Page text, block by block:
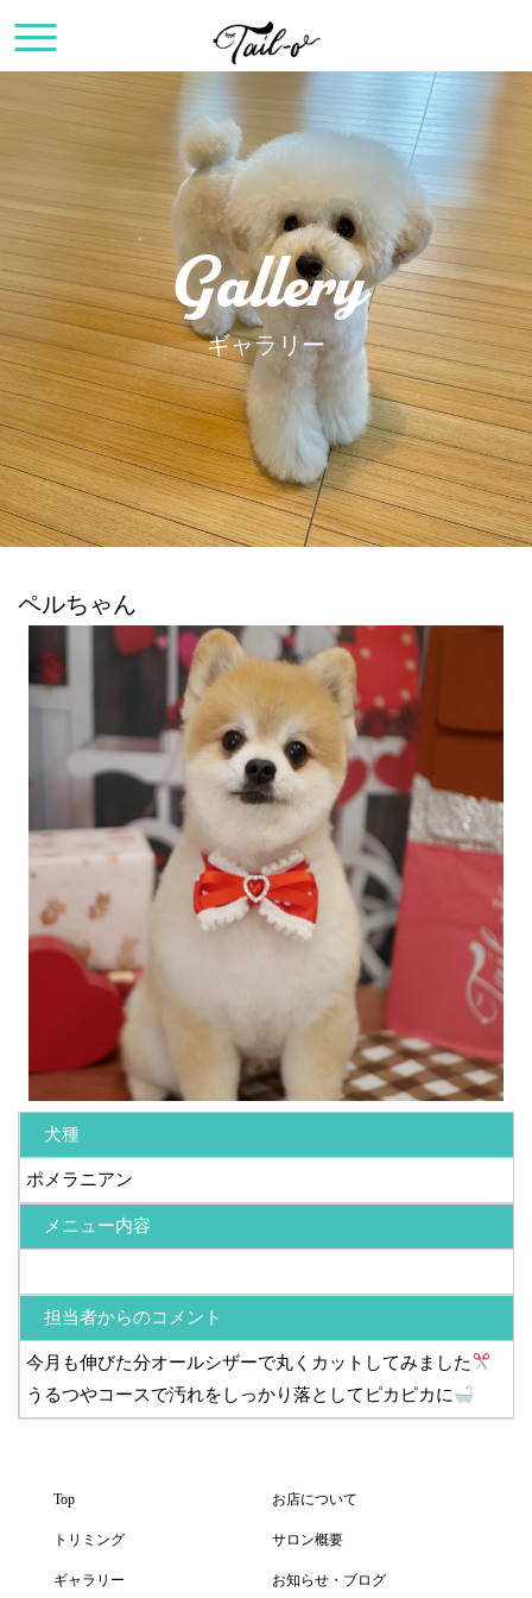
Gallery
ギャラリー
ペルちゃん
犬種
ポメラニアン
メニュー内容
担当者からのコメント
今月も伸びた分オールシザーで丸くカットしてみました
うるつやコースで汚れをしっかり落としてピカピカに
Top お店について
トリミング サロン概要
ギャラリー お知らせ・ブログ